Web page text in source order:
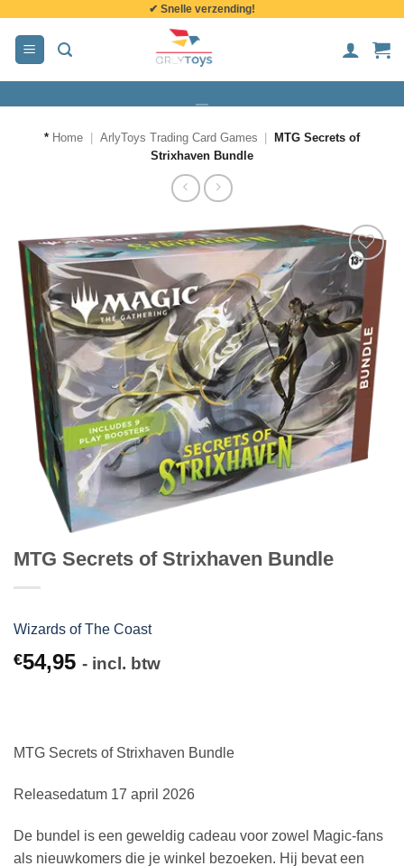
inhoud
✔ Snelle verzending!
* Home ArlyToys Trading Card Games
MTG Secrets of
Strixhaven Bundle
MTG Secrets of Strixhaven Bundle
Wizards of The Coast
€54,95 - incl. btw
MTG Secrets of Strixhaven Bundle
Releasedatum 17 april 2026
De bundel is een geweldig cadeau voor zowel Magic-fans
als nieuwkomers die je winkel bezoeken. Hij bevat een